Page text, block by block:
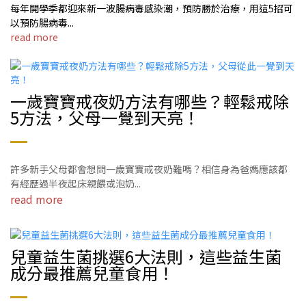
每年開學季都迎來新一波腸病毒感染潮，預防勝於治療，用這5招可
以預防腸病毒...
read more
一歲寶寶戒夜奶方法有哪些？輕鬆戒除
5方法，父母一覺到天亮！
許多新手父母都會想問一歲寶寶戒夜奶難嗎？相信身為爸媽應該都
有經歷過半夜起床親餵或泡奶...
read more
兒童益生菌挑選6大法則，這些益生菌
成分最推薦兒童食用！